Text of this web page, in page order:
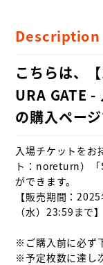
こちらは、
URA GATE
の購入ページ
入場チケットを
ト：noreturn）「
ができます。
【販売期間：
（水）23:59まで】
※ご購入前に必ず
※予定枚数に達し